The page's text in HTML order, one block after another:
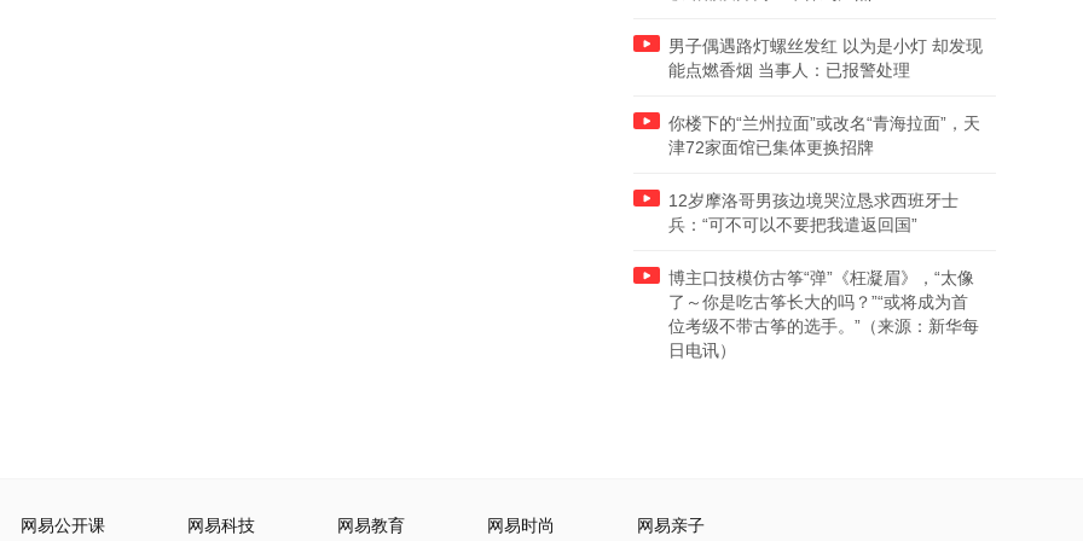
男子偶遇路灯螺丝发红 以为是小灯 却发现
能点燃香烟 当事人：已报警处理
你楼下的“兰州拉面”或改名“青海拉面”，天
津72家面馆已集体更换招牌
12岁摩洛哥男孩边境哭泣恳求西班牙士
兵：“可不可以不要把我遣返回国”
博主口技模仿古筝“弹”《枉凝眉》，“太像
了～你是吃古筝长大的吗？”“或将成为首
位考级不带古筝的选手。”（来源：新华每
日电讯）
网易公开课 网易科技 网易教育 网易时尚 网易亲子